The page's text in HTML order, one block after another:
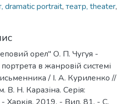
dramatic portrait, театр, theater,
орел" О. П. Чугуя -
в жанровій системі
/ І. А. Куриленко //
В. Н. Каразіна. Серія: